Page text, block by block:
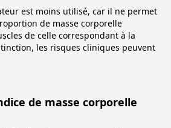
est moins utilisé, car il ne permet
de masse corporelle
de celle correspondant à la
les risques cliniques peuvent
de masse corporelle